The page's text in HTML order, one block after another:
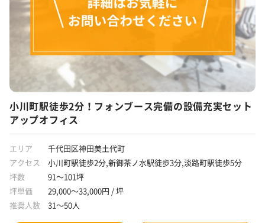
小川町駅徒歩2分！フォンブース完備の設備充実セット
アップオフィス
エリア
千代田区神田美土代町
アクセス
小川町駅徒歩2分,新御茶ノ水駅徒歩3分,淡路町駅徒歩5分
坪数
91～101坪
坪単価
29,000～33,000円 / 坪
推奨人数
31～50人